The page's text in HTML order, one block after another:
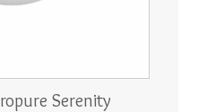
Serenity